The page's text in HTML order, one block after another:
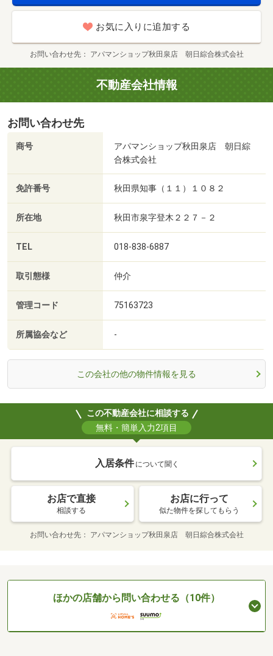
お気に入りに追加する
お問い合わせ先 アパマンショップ秋田泉店 朝日綜合株式会社
不動産会社情報
お問い合わせ先
商号
アパマンショップ秋田泉店 朝日綜
合株式会社
免許番号 秋田県知事（１１）１０８２
所在地 秋田市泉字登木２２７－２
TEL 018-838-6887
取引態様 仲介
管理コード 75163723
所属協会など -
この会社の他の物件情報を見る
この不動産会社に相談する
無料・簡単入力2項目
入居条件 について聞く
お店で直接
相談する
お店に行って
似た物件を探してもらう
お問い合わせ先 アパマンショップ秋田泉店 朝日綜合株式会社
ほかの店舗から問い合わせる（10件）